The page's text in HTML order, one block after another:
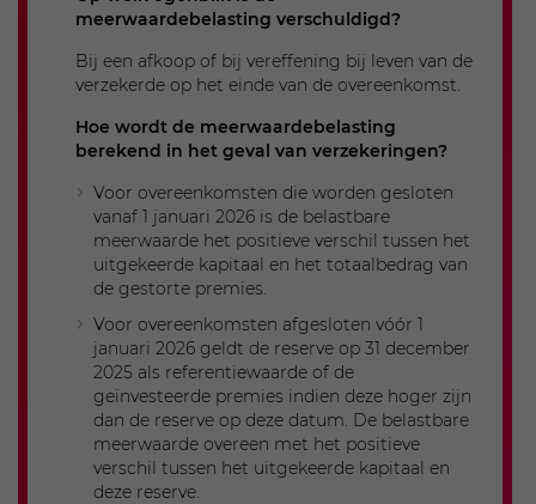
Belastbare meerwaarde
Opmerkingen
Volledig gebruik: de basisvrijstelling
(€10.000) + geen vrijstelling overgedragen
naar 2027.
Geen overdracht van de eerste €1.000 van
de basisvrijstelling van 2028 naar het
volgende jaar.
meerwaardebelasting verschuldigd?
Bij een afkoop of bij vereffening bij leven van de
verzekerde op het einde van de overeenkomst.
Hoe wordt de meerwaardebelasting
berekend in het geval van verzekeringen?
Voor overeenkomsten die worden gesloten
vanaf 1 januari 2026 is de belastbare
meerwaarde het positieve verschil tussen het
uitgekeerde kapitaal en het totaalbedrag van
de gestorte premies.
Voor overeenkomsten afgesloten vóór 1
januari 2026 geldt de reserve op 31 december
2025 als referentiewaarde of de
geïnvesteerde premies indien deze hoger zijn
dan de reserve op deze datum. De belastbare
meerwaarde overeen met het positieve
verschil tussen het uitgekeerde kapitaal en
deze reserve.